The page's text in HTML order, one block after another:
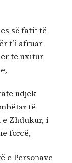
së fatit të
t’i afruar
të nxitur
ndjek
të
e Zhdukur, i
forcë,
e Personave